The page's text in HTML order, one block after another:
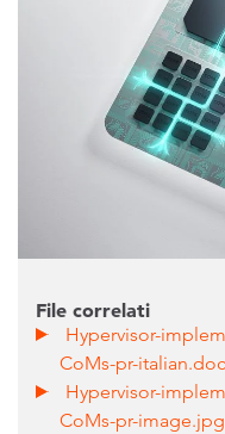
File correlati
Hypervisor-
CoMs-pr-
Hypervisor-
CoMs-pr-image.jpg